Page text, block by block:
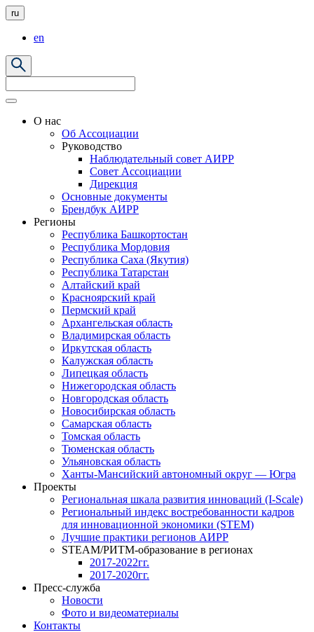
ru
en
О нас
Об Ассоциации
Руководство
Наблюдательный совет АИРР
Совет Ассоциации
Дирекция
Основные документы
Брендбук АИРР
Регионы
Республика Башкортостан
Республика Мордовия
Республика Саха (Якутия)
Республика Татарстан
Алтайский край
Красноярский край
Пермский край
Архангельская область
Владимирская область
Иркутская область
Калужская область
Липецкая область
Нижегородская область
Новгородская область
Новосибирская область
Самарская область
Томская область
Тюменская область
Ульяновская область
Ханты-Мансийский автономный округ — Югра
Проекты
Региональная шкала развития инноваций (I-Scale)
Региональный индекс востребованности кадров
для инновационной экономики (STEM)
Лучшие практики регионов АИРР
STEAM/РИТМ-образование в регионах
2017-2022гг.
2017-2020гг.
Пресс-служба
Новости
Фото и видеоматериалы
Контакты